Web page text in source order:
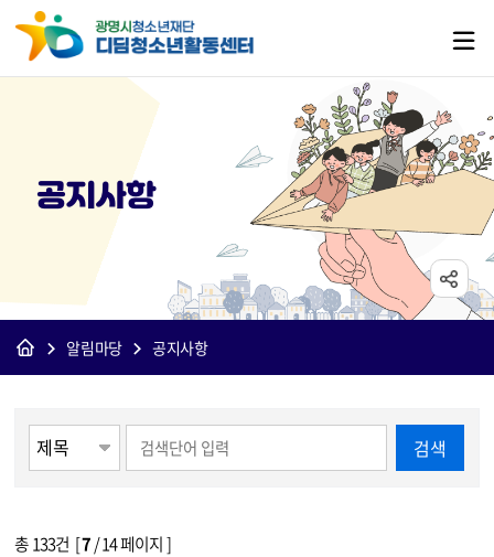
공지사항
알림마당 공지사항
검색
총133건 [7/ 14 페이지 ]